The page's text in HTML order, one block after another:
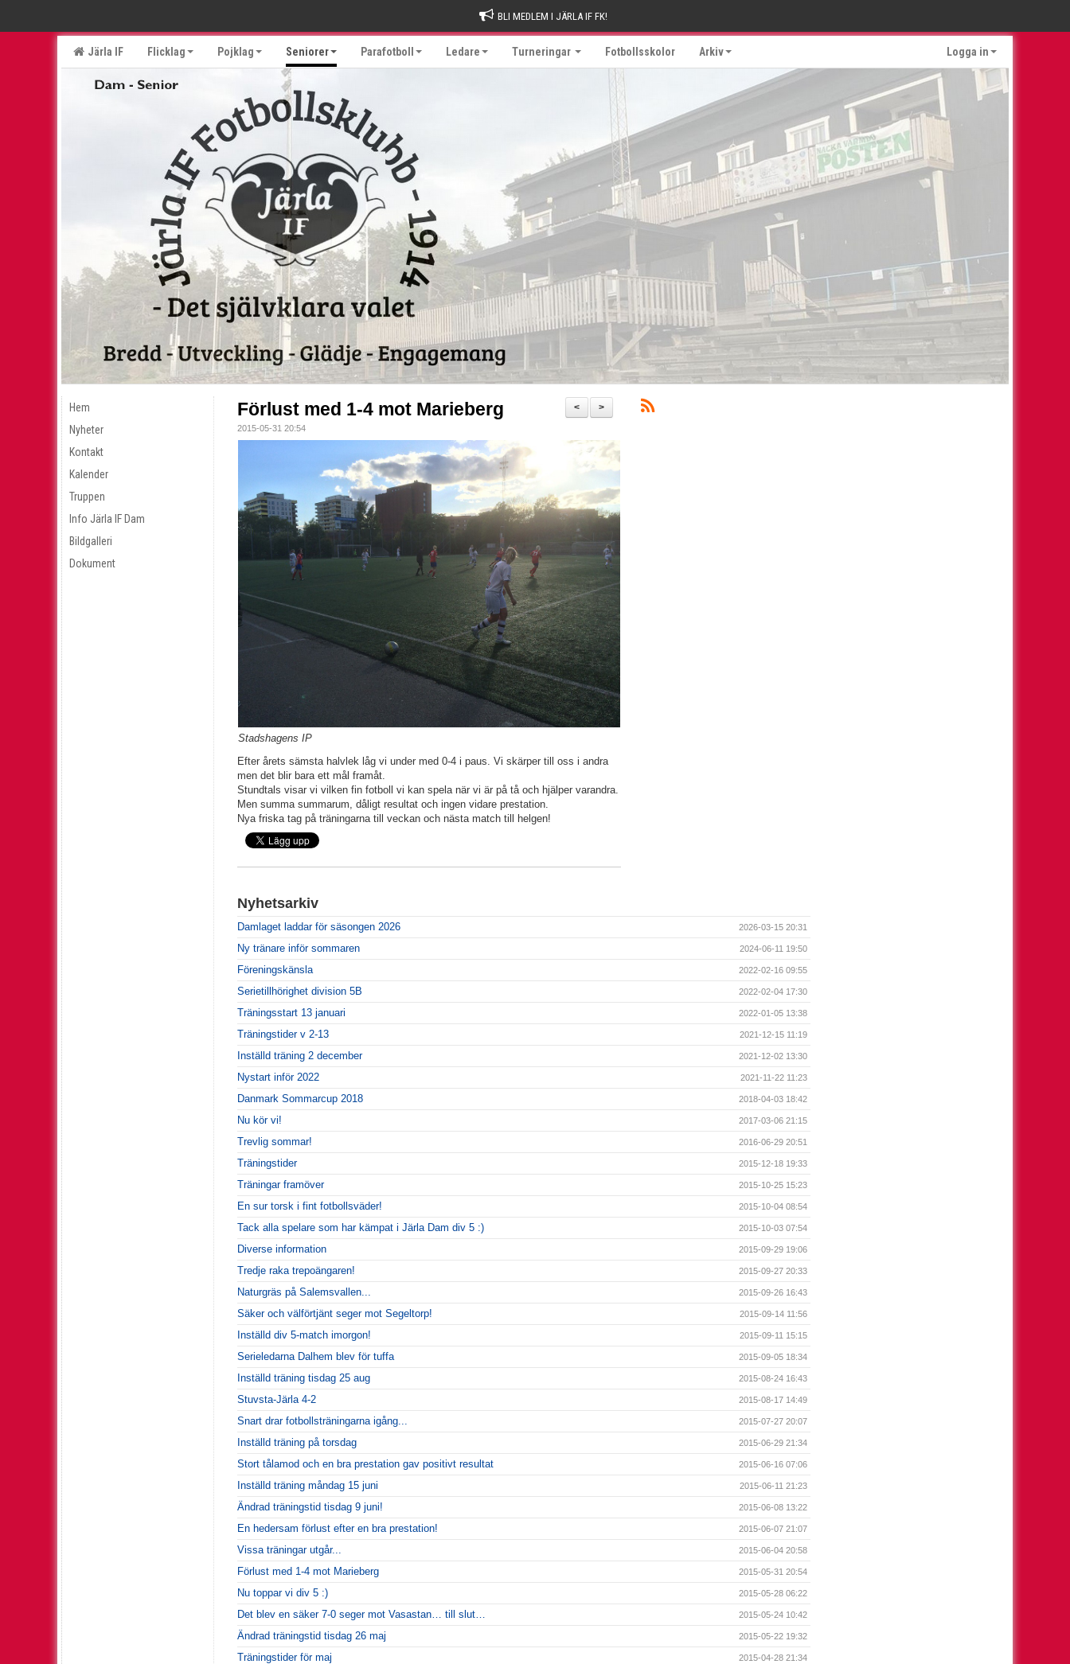
BLI MEDLEM I JÄRLA IF FK!
Järla IF Flicklag Pojklag Seniorer Parafotboll Ledare Turneringar Fotbollsskolor Arkiv Logga in
Hem
Nyheter
Kontakt
Kalender
Truppen
Info Järla IF Dam
Bildgalleri
Dokument
>
<
Förlust med 1-4 mot Marieberg
2015-05-31 20:54
Stadshagens IP
Efter årets sämsta halvlek låg vi under med 0-4 i paus. Vi skärper till oss i andra
men det blir bara ett mål framåt.
Stundtals visar vi vilken fin fotboll vi kan spela när vi är på tå och hjälper varandra.
Men summa summarum, dåligt resultat och ingen vidare prestation.
Nya friska tag på träningarna till veckan och nästa match till helgen!
Nyhetsarkiv
Damlaget laddar för säsongen 2026 2026-03-15 20:31
Ny tränare inför sommaren 2024-06-11 19:50
Föreningskänsla 2022-02-16 09:55
Serietillhörighet division 5B 2022-02-04 17:30
Träningsstart 13 januari 2022-01-05 13:38
Träningstider v 2-13 2021-12-15 11:19
Inställd träning 2 december 2021-12-02 13:30
Nystart inför 2022 2021-11-22 11:23
Danmark Sommarcup 2018 2018-04-03 18:42
Nu kör vi! 2017-03-06 21:15
Trevlig sommar! 2016-06-29 20:51
Träningstider 2015-12-18 19:33
Träningar framöver 2015-10-25 15:23
En sur torsk i fint fotbollsväder! 2015-10-04 08:54
Tack alla spelare som har kämpat i Järla Dam div 5 :) 2015-10-03 07:54
Diverse information 2015-09-29 19:06
Tredje raka trepoängaren! 2015-09-27 20:33
Naturgräs på Salemsvallen... 2015-09-26 16:43
Säker och välförtjänt seger mot Segeltorp! 2015-09-14 11:56
Inställd div 5-match imorgon! 2015-09-11 15:15
Serieledarna Dalhem blev för tuffa 2015-09-05 18:34
Inställd träning tisdag 25 aug 2015-08-24 16:43
Stuvsta-Järla 4-2 2015-08-17 14:49
Snart drar fotbollsträningarna igång... 2015-07-27 20:07
Inställd träning på torsdag 2015-06-29 21:34
Stort tålamod och en bra prestation gav positivt resultat 2015-06-16 07:06
Inställd träning måndag 15 juni 2015-06-11 21:23
Ändrad träningstid tisdag 9 juni! 2015-06-08 13:22
En hedersam förlust efter en bra prestation! 2015-06-07 21:07
Vissa träningar utgår... 2015-06-04 20:58
Förlust med 1-4 mot Marieberg 2015-05-31 20:54
Nu toppar vi div 5 :) 2015-05-28 06:22
Det blev en säker 7-0 seger mot Vasastan… till slut… 2015-05-24 10:42
Ändrad träningstid tisdag 26 maj 2015-05-22 19:32
Träningstider för maj 2015-04-28 21:34